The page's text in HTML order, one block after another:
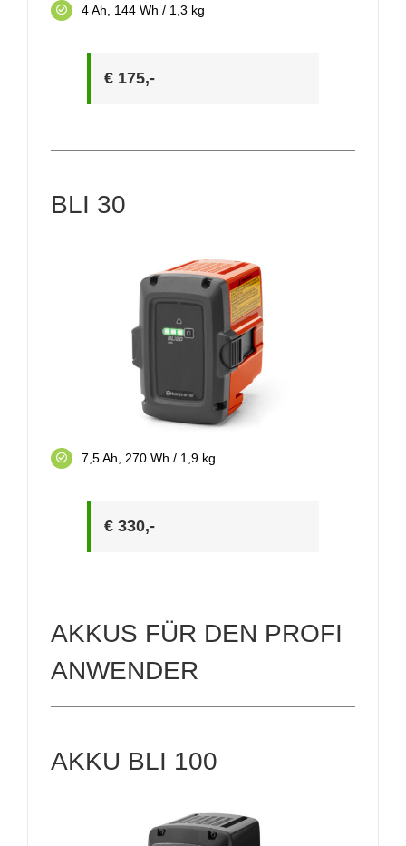
4 Ah, 144 Wh / 1,3 kg
€ 175,-
BLI 30
7,5 Ah, 270 Wh / 1,9 kg
€ 330,-
AKKUS FÜR DEN PROFI
ANWENDER
AKKU BLI 100